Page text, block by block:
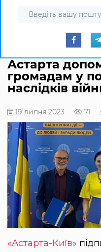
Астарта
громадам у
наслідків
19 липня 2023 71
«Астарта-Київ»